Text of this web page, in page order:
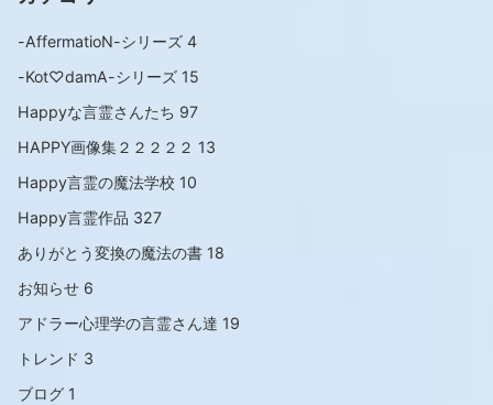
-AffermatioN-シリーズ 4
-Kot♡damA-シリーズ 15
Happyな言霊さんたち 97
HAPPY画像集２２２２２ 13
Happy言霊の魔法学校 10
Happy言霊作品 327
ありがとう変換の魔法の書 18
お知らせ 6
アドラー心理学の言霊さん達 19
トレンド 3
ブログ 1